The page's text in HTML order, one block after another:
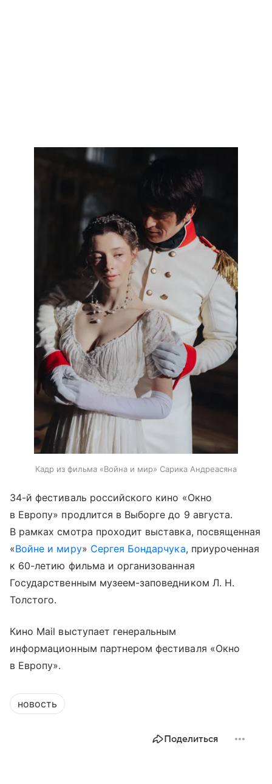
Кадр из фильма «Война и мир» Сарика Андреасяна
34-й фестиваль российского кино «Окно
в Европу» продлится в Выборге до 9 августа.
В рамках смотра проходит выставка, посвященная
«Войне и миру» Сергея Бондарчука, приуроченная
к 60-летию фильма и организованная
Государственным музеем-заповедником Л. Н.
Толстого.
Кино Mail выступает генеральным
информационным партнером фестиваля «Окно
в Европу».
новость
Поделиться